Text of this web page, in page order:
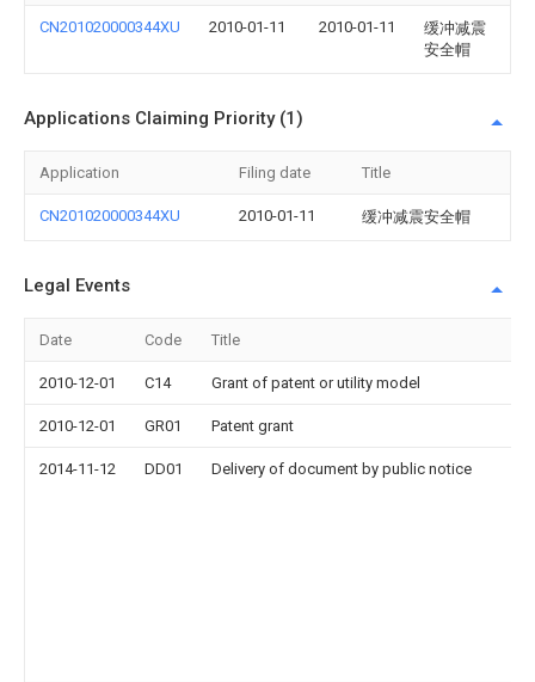
CN201020000344XU 2010-01-11 2010-01-11
缓冲减震
安全帽
Applications Claiming Priority (1)
Application Filing date Title
CN201020000344XU 2010-01-11 缓冲减震安全帽
Legal Events
Date Code Title
2010-12-01 C14 Grant of patent or utility model
2010-12-01 GR01 Patent grant
2014-11-12 DD01 Delivery of document by public notice